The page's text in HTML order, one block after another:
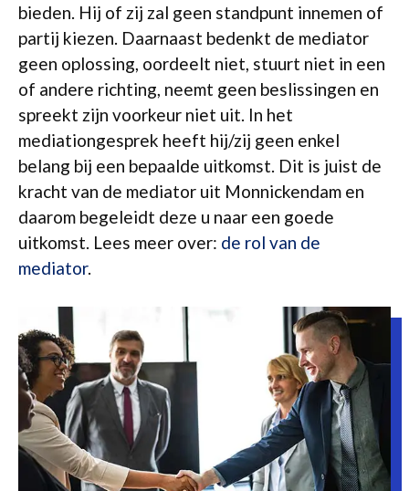
bieden. Hij of zij zal geen standpunt innemen of
partij kiezen. Daarnaast bedenkt de mediator
geen oplossing, oordeelt niet, stuurt niet in een
of andere richting, neemt geen beslissingen en
spreekt zijn voorkeur niet uit. In het
mediationgesprek heeft hij/zij geen enkel
belang bij een bepaalde uitkomst. Dit is juist de
kracht van de mediator uit Monnickendam en
daarom begeleidt deze u naar een goede
uitkomst. Lees meer over: de rol van de
mediator.